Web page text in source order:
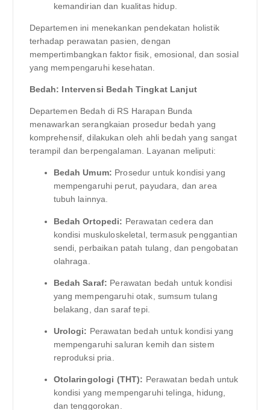
kemandirian dan kualitas hidup.
Departemen ini menekankan pendekatan holistik
terhadap perawatan pasien, dengan
mempertimbangkan faktor fisik, emosional, dan sosial
yang mempengaruhi kesehatan.
Bedah: Intervensi Bedah Tingkat Lanjut
Departemen Bedah di RS Harapan Bunda
menawarkan serangkaian prosedur bedah yang
komprehensif, dilakukan oleh ahli bedah yang sangat
terampil dan berpengalaman. Layanan meliputi:
Bedah Umum: Prosedur untuk kondisi yang
mempengaruhi perut, payudara, dan area
tubuh lainnya.
Bedah Ortopedi: Perawatan cedera dan
kondisi muskuloskeletal, termasuk penggantian
sendi, perbaikan patah tulang, dan pengobatan
olahraga.
Bedah Saraf: Perawatan bedah untuk kondisi
yang mempengaruhi otak, sumsum tulang
belakang, dan saraf tepi.
Urologi: Perawatan bedah untuk kondisi yang
mempengaruhi saluran kemih dan sistem
reproduksi pria.
Otolaringologi (THT): Perawatan bedah untuk
kondisi yang mempengaruhi telinga, hidung,
dan tenggorokan.